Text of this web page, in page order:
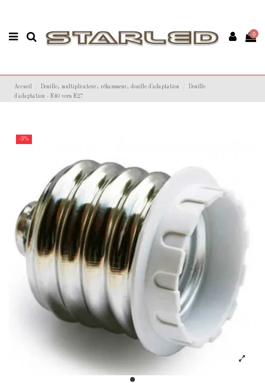
0
Accueil Douille, multiplicateur, réhausseur, douille d'adaptation
Douille
d'adaptation - E40 vers E27
-3%